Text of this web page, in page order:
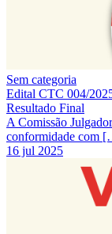
Sem categoria
Edital CTC 004/
Resultado Final
A Comissão
conformidade com
16 jul 2025